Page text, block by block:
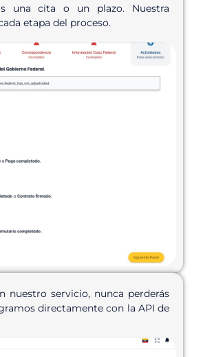
una cita o un plazo. Nuestra
etapa del proceso.
nuestro servicio, nunca perderás
directamente con la API de